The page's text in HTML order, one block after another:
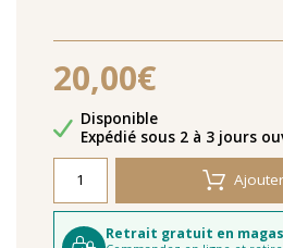
20,00€
Disponibilité
Disponible
Délais de livraison
Expédié sous 2 à 3 jours
Retrait gratuit en